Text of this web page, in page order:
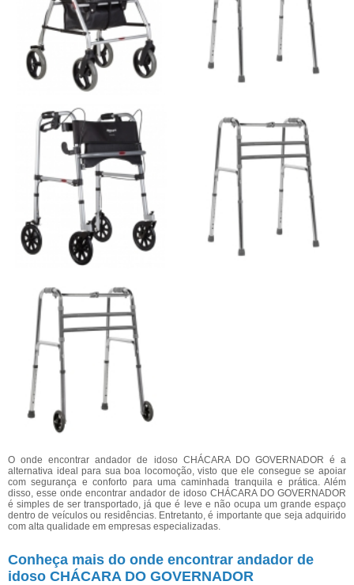
O onde encontrar andador de idoso CHÁCARA DO GOVERNADOR é a
alternativa ideal para sua boa locomoção, visto que ele consegue se apoiar
com segurança e conforto para uma caminhada tranquila e prática. Além
disso, esse onde encontrar andador de idoso CHÁCARA DO GOVERNADOR
é simples de ser transportado, já que é leve e não ocupa um grande espaço
dentro de veículos ou residências. Entretanto, é importante que seja adquirido
com alta qualidade em empresas especializadas.
Conheça mais do onde encontrar andador de
idoso CHÁCARA DO GOVERNADOR